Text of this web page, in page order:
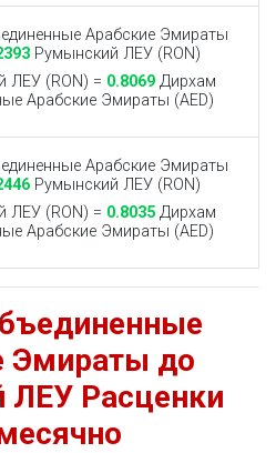
Арабские Эмираты
Румынский ЛЕУ (RON)
ЛЕУ (RON) = 0.8069Дирхам
Арабские Эмираты (AED)
Арабские Эмираты
Румынский ЛЕУ (RON)
ЛЕУ (RON) = 0.8035Дирхам
Арабские Эмираты (AED)
Эмираты до
Расценки